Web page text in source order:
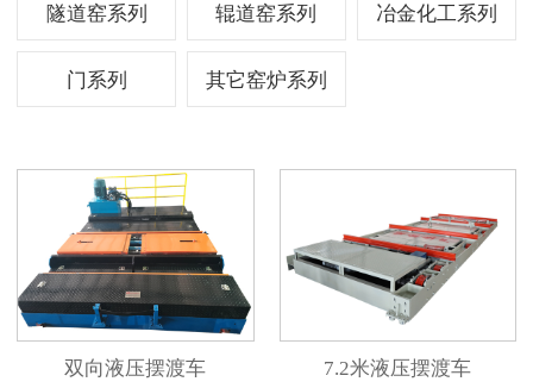
隧道窑系列 辊道窑系列 冶金化工系列
门系列 其它窑炉系列
双向液压摆渡车 7.2米液压摆渡车